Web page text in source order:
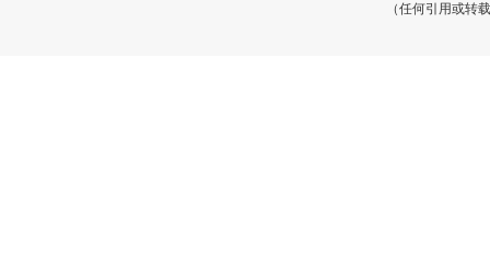
（任何引用或转